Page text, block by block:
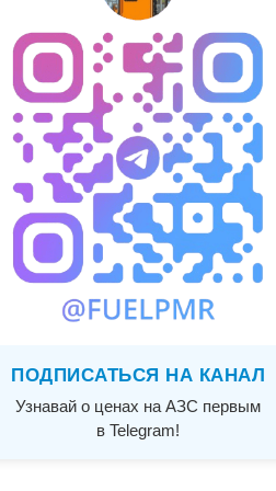
ПОДПИСАТЬСЯ НА КАНАЛ
Узнавай о ценах на АЗС первым
в Telegram!